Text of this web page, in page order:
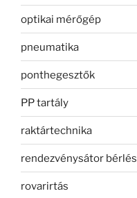
optikai mérőgép
pneumatika
ponthegesztők
PP tartály
raktártechnika
rendezvénysátor bérlés
rovarirtás